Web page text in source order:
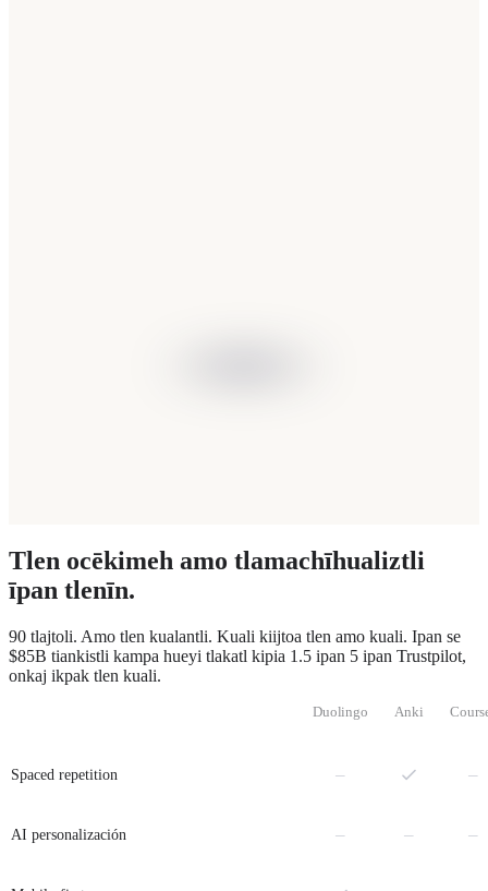
Tlen ocēkimeh amo tlamachīhualiztli
īpan tlenīn.
90 tlajtoli. Amo tlen kualantli. Kuali kiijtoa tlen amo kuali. Ipan se
$85B tiankistli kampa hueyi tlakatl kipia 1.5 ipan 5 ipan Trustpilot,
onkaj ikpak tlen kuali.
Duolingo Anki
Spaced repetition –Amo –
AI personalización –Amo –Amo –